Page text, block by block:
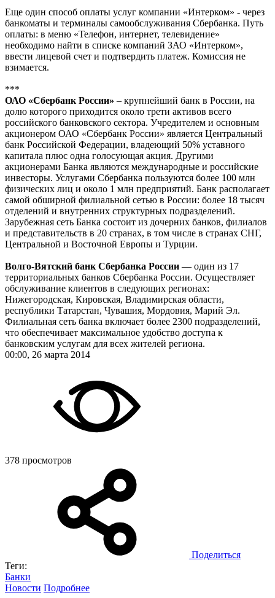
Еще один способ оплаты услуг компании «Интерком» - через
банкоматы и терминалы самообслуживания Сбербанка. Путь
оплаты: в меню «Телефон, интернет, телевидение»
необходимо найти в списке компаний ЗАО «Интерком»,
ввести лицевой счет и подтвердить платеж. Комиссия не
взимается.
***
ОАО «Сбербанк России» – крупнейший банк в России, на
долю которого приходится около трети активов всего
российского банковского сектора. Учредителем и основным
акционером ОАО «Сбербанк России» является Центральный
банк Российской Федерации, владеющий 50% уставного
капитала плюс одна голосующая акция. Другими
акционерами Банка являются международные и российские
инвесторы. Услугами Сбербанка пользуются более 100 млн
физических лиц и около 1 млн предприятий. Банк располагает
самой обширной филиальной сетью в России: более 18 тысяч
отделений и внутренних структурных подразделений.
Зарубежная сеть Банка состоит из дочерних банков, филиалов
и представительств в 20 странах, в том числе в странах СНГ,
Центральной и Восточной Европы и Турции.
Волго-Вятский банк Сбербанка России — один из 17
территориальных банков Сбербанка России. Осуществляет
обслуживание клиентов в следующих регионах:
Нижегородская, Кировская, Владимирская области,
республики Татарстан, Чувашия, Мордовия, Марий Эл.
Филиальная сеть банка включает более 2300 подразделений,
что обеспечивает максимальное удобство доступа к
банковским услугам для всех жителей региона.
00:00, 26 марта 2014
378 просмотров
Поделиться
Теги:
Банки
Новости Подробнее